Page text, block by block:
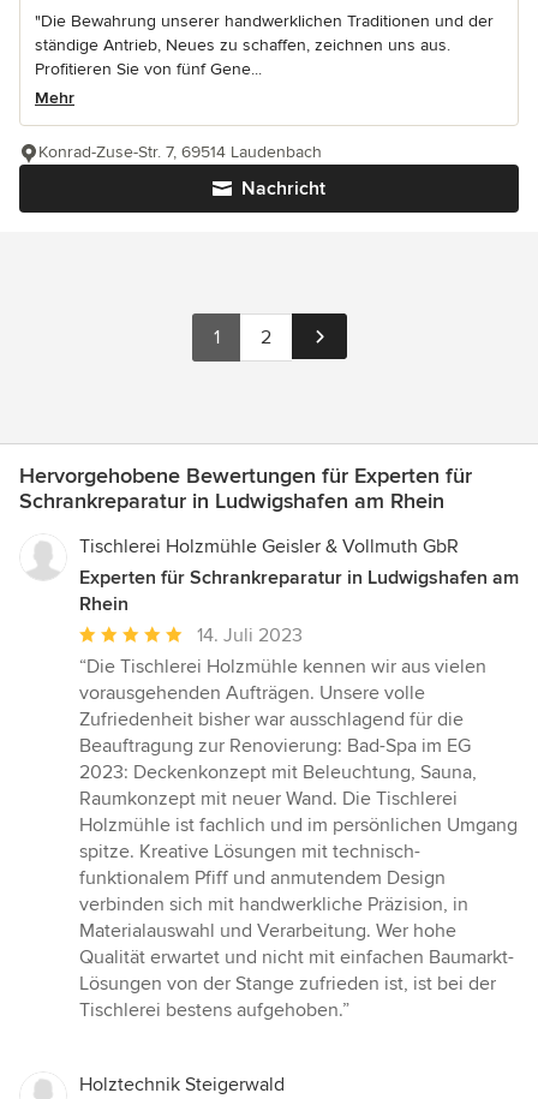
"Die Bewahrung unserer handwerklichen Traditionen und der
ständige Antrieb, Neues zu schaffen, zeichnen uns aus.
Profitieren Sie von fünf Gene...
Mehr
Nachricht
Konrad-Zuse-Str. 7, 69514 Laudenbach
1 2
Hervorgehobene Bewertungen für Experten für
Schrankreparatur in Ludwigshafen am Rhein
Tischlerei Holzmühle Geisler & Vollmuth GbR
Experten für Schrankreparatur in Ludwigshafen am
Rhein
Durchschnittliche
Bewertung:
5
von
5
Sternen
14. Juli 2023
“Die Tischlerei Holzmühle kennen wir aus vielen
vorausgehenden Aufträgen. Unsere volle
Zufriedenheit bisher war ausschlagend für die
Beauftragung zur Renovierung: Bad-Spa im EG
2023: Deckenkonzept mit Beleuchtung, Sauna,
Raumkonzept mit neuer Wand. Die Tischlerei
Holzmühle ist fachlich und im persönlichen Umgang
spitze. Kreative Lösungen mit technisch-
funktionalem Pfiff und anmutendem Design
verbinden sich mit handwerkliche Präzision, in
Materialauswahl und Verarbeitung. Wer hohe
Qualität erwartet und nicht mit einfachen Baumarkt-
Lösungen von der Stange zufrieden ist, ist bei der
Tischlerei bestens aufgehoben.”
Holztechnik Steigerwald